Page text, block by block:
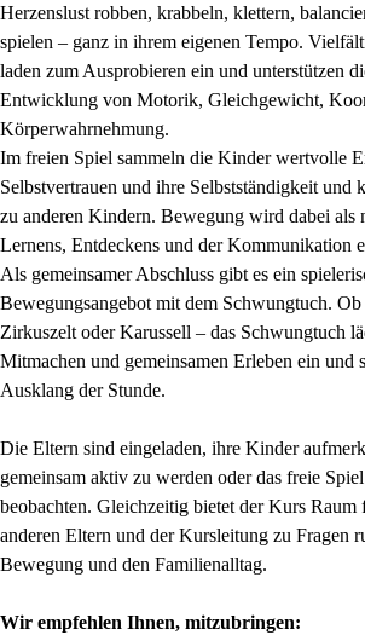
Herzenslust robben, krabbeln, klettern,
spielen – ganz in ihrem eigenen Tempo.
laden zum Ausprobieren ein und unterstützen
Entwicklung von Motorik, Gleichgewicht,
Körperwahrnehmung.
Im freien Spiel sammeln die Kinder wertvolle
Selbstvertrauen und ihre Selbstständigkeit und
zu anderen Kindern. Bewegung wird dabei als
Lernens, Entdeckens und der Kommunikation
Als gemeinsamer Abschluss gibt es ein
Bewegungsangebot mit dem Schwungtuch. Ob
Zirkuszelt oder Karussell – das Schwungtuch
Mitmachen und gemeinsamen Erleben ein und
Ausklang der Stunde.
Die Eltern sind eingeladen, ihre Kinder
gemeinsam aktiv zu werden oder das freie
beobachten. Gleichzeitig bietet der Kurs Raum
anderen Eltern und der Kursleitung zu Fragen
Bewegung und den Familienalltag.
Wir empfehlen Ihnen, mitzubringen: